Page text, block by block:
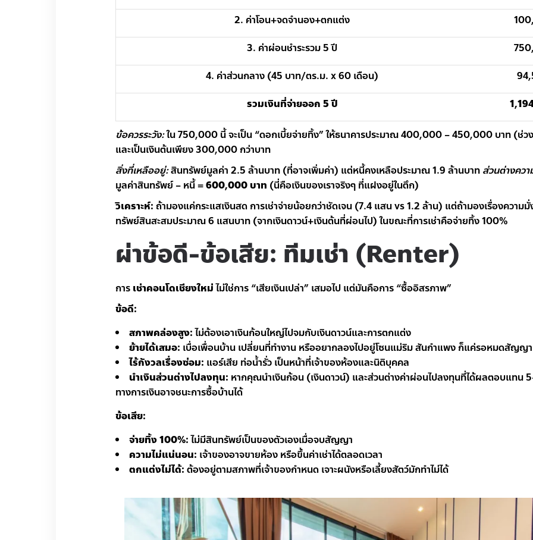
2. ค่าโอน+จดจำนอง+ตกแต่ง
3. ค่าผ่อนชำระรวม 5 ปี
4. ค่าส่วนกลาง (45 บาท/ตร.ม. x 60 เดือน)
รวมเงินที่จ่ายออก 5 ปี
ข้อควรระวัง:ใน 750,000 นี้ จะเป็น “ดอกเบี้ยจ่ายทิ้ง” ให้ธนาคารประมาณ 400,000 – 450,000 บาท (ช่
และเป็นเงินต้นเพียง 300,000 กว่าบาท
สิ่งที่เหลืออยู่:สินทรัพย์มูลค่า 2.5 ล้านบาท (ที่อาจเพิ่มค่า) แต่หนี้คงเหลือประมาณ 1.9 ล้านบาท ส่วนต่างคว
มูลค่าสินทรัพย์ – หนี้ =600,000 บาท (นี่คือเงินของเราจริงๆ ที่แฝงอยู่ในตึก)
วิเคราะห์: ถ้ามองแค่กระแสเงินสด การเช่าจ่ายน้อยกว่าชัดเจน (7.4 แสน vs 1.2 ล้าน) แต่ถ้ามองเรื่องความมั่
ทรัพย์สินสะสมประมาณ 6 แสนบาท (จากเงินดาวน์+เงินต้นที่ผ่อนไป) ในขณะที่การเช่าคือจ่ายทิ้ง 100%
ผ่าข้อดี-ข้อเสีย: ทีมเช่า (Renter)
การ เช่าคอนโดเชียงใหม่ไม่ใช่การ “เสียเงินเปล่า” เสมอไป แต่มันคือการ “ซื้ออิสรภาพ”
ข้อดี:
สภาพคล่องสูง:ไม่ต้องเอาเงินก้อนใหญ่ไปจมกับเงินดาวน์และการตกแต่ง
ย้ายได้เสมอ: เบื่อเพื่อนบ้าน เปลี่ยนที่ทำงาน หรืออยากลองไปอยู่โซนแม่ริม สันกำแพง ก็แค่รอหมดสัญญา
ไร้กังวลเรื่องซ่อม: แอร์เสีย ท่อน้ำรั่ว เป็นหน้าที่เจ้าของห้องและนิติบุคคล
นำเงินส่วนต่างไปลงทุน: หากคุณนำเงินก้อน (เงินดาวน์) และส่วนต่างค่าผ่อนไปลงทุนที่ได้ผลตอบแทน
ทางการเงินอาจชนะการซื้อบ้านได้
ข้อเสีย:
จ่ายทิ้ง 100%:ไม่มีสินทรัพย์เป็นของตัวเองเมื่อจบสัญญา
ความไม่แน่นอน: เจ้าของอาจขายห้อง หรือขึ้นค่าเช่าได้ตลอดเวลา
ตกแต่งไม่ได้: ต้องอยู่ตามสภาพที่เจ้าของกำหนด เจาะผนังหรือเลี้ยงสัตว์มักทำไม่ได้